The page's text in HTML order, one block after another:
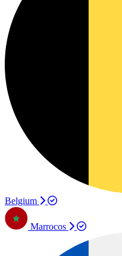
Belgium
Marrocos